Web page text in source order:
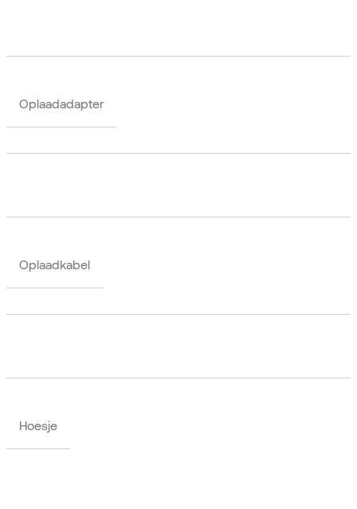
Oplaadadapter
Oplaadkabel
Hoesje